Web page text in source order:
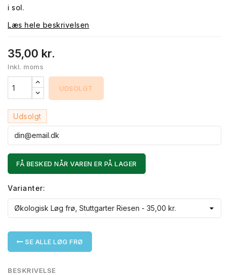
i sol.
Læs hele beskrivelsen
35,00 kr.
Inkl. moms
UDSOLGT
Udsolgt
FÅ BESKED NÅR VAREN ER PÅ LAGER
Varianter:
SE ALLE LØG FRØ
BESKRIVELSE